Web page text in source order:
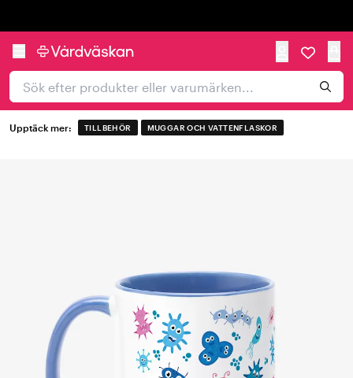
Upptäck mer: TILLBEHÖR MUGGAR OCH VATTENFLASKOR